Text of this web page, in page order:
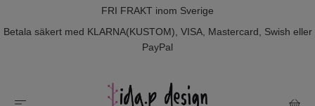
FRI FRAKT inom Sverige
Betala säkert med KLARNA(KUSTOM), VISA, Mastercard, Swish eller
PayPal